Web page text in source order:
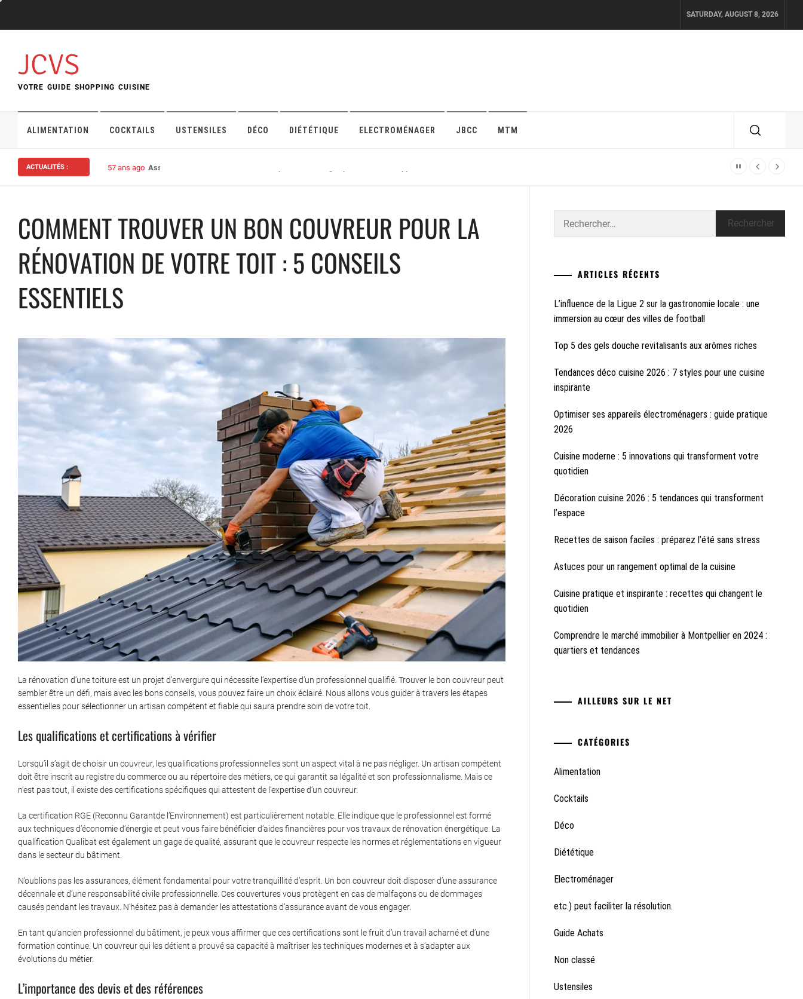
content
SATURDAY, AUGUST 8, 2026
JCVS
VOTRE GUIDE SHOPPING CUISINE
ALIMENTATION COCKTAILS USTENSILES DÉCO DIÉTÉTIQUE ELECTROMÉNAGER JBCC MTM
ACTUALITÉS : 57 ans ago Assurance habitation : bien choisir sa protection en ligne pour maison ou appartement
COMMENT TROUVER UN BON COUVREUR POUR LA
RÉNOVATION DE VOTRE TOIT : 5 CONSEILS
ESSENTIELS
La rénovation d’une toiture est un projet d’envergure qui nécessite l’expertise d’un professionnel qualifié. Trouver le bon couvreur peut
sembler être un défi, mais avec les bons conseils, vous pouvez faire un choix éclairé. Nous allons vous guider à travers les étapes
essentielles pour sélectionner un artisan compétent et fiable qui saura prendre soin de votre toit.
Les qualifications et certifications à vérifier
Lorsqu’il s’agit de choisir un couvreur, les qualifications professionnelles sont un aspect vital à ne pas négliger. Un artisan compétent
doit être inscrit au registre du commerce ou au répertoire des métiers, ce qui garantit sa légalité et son professionnalisme. Mais ce
n’est pas tout, il existe des certifications spécifiques qui attestent de l’expertise d’un couvreur.
La certification RGE (Reconnu Garantde l’Environnement) est particulièrement notable. Elle indique que le professionnel est formé
aux techniques d’économie d’énergie et peut vous faire bénéficier d’aides financières pour vos travaux de rénovation énergétique. La
qualification Qualibat est également un gage de qualité, assurant que le couvreur respecte les normes et réglementations en vigueur
dans le secteur du bâtiment.
N’oublions pas les assurances, élément fondamental pour votre tranquillité d’esprit. Un bon couvreur doit disposer d’une assurance
décennale et d’une responsabilité civile professionnelle. Ces couvertures vous protègent en cas de malfaçons ou de dommages
causés pendant les travaux. N’hésitez pas à demander les attestations d’assurance avant de vous engager.
En tant qu’ancien professionnel du bâtiment, je peux vous affirmer que ces certifications sont le fruit d’un travail acharné et d’une
formation continue. Un couvreur qui les détient a prouvé sa capacité à maîtriser les techniques modernes et à s’adapter aux
évolutions du métier.
L’importance des devis et des références
ARTICLES RÉCENTS
L’influence de la Ligue 2 sur la gastronomie locale : une
immersion au cœur des villes de football
Top 5 des gels douche revitalisants aux arômes riches
Tendances déco cuisine 2026 : 7 styles pour une cuisine
inspirante
Optimiser ses appareils électroménagers : guide pratique
2026
Cuisine moderne : 5 innovations qui transforment votre
quotidien
Décoration cuisine 2026 : 5 tendances qui transforment
l’espace
Recettes de saison faciles : préparez l’été sans stress
Astuces pour un rangement optimal de la cuisine
Cuisine pratique et inspirante : recettes qui changent le
quotidien
Comprendre le marché immobilier à Montpellier en 2024 :
quartiers et tendances
AILLEURS SUR LE NET
CATÉGORIES
Alimentation
Cocktails
Déco
Diététique
Electroménager
etc.) peut faciliter la résolution.
Guide Achats
Non classé
Ustensiles